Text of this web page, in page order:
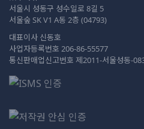
서울시 성동구 성수일로 8길 5
서울숲 SK V1 A동 2층 (04793)
대표이사 신동호
사업자등록번호 206-86-55577
통신판매업신고번호 제2011-서울성동-